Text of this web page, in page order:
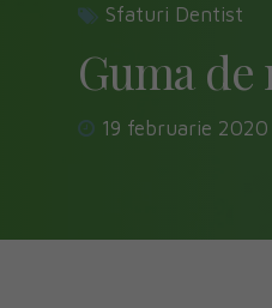
Sfaturi Dentist
Guma de
19 februarie 2020